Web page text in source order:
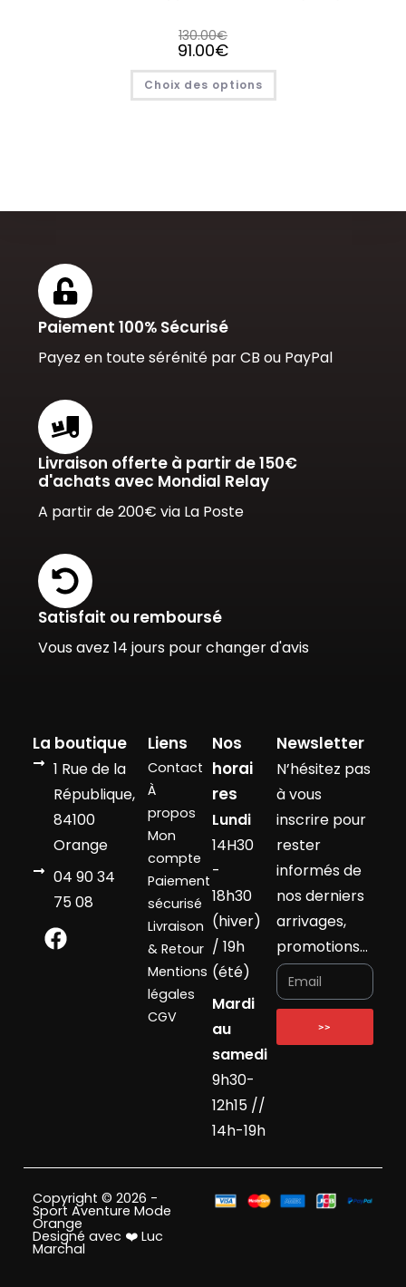
130.00€
91.00€
Choix des options
Paiement 100% Sécurisé
Payez en toute sérénité par CB ou PayPal
Livraison offerte à partir de 150€
d'achats avec Mondial Relay
A partir de 200€ via La Poste
Satisfait ou remboursé
Vous avez 14 jours pour changer d'avis
La boutique
1 Rue de la
République,
84100
Orange
04 90 34
75 08
Liens
Contact
À
propos
Mon
compte
Paiement
sécurisé
Livraison
& Retour
Mentions
légales
CGV
Nos
horai
res
Lundi
14H30
-
18h30
(hiver)
/ 19h
(été)
Mardi
au
samedi
9h30-
12h15 //
14h-19h
Newsletter
N’hésitez pas
à vous
inscrire pour
rester
informés de
nos derniers
arrivages,
promotions…
>>
Copyright © 2026 -
Sport Aventure Mode
Orange
Designé avec ❤️ Luc
Marchal